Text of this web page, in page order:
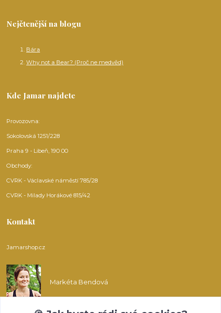
Nejčtenější na blogu
Bára
Why not a Bear? (Proč ne medvěd)
Kde Jamar najdete
Provozovna:
Sokolovská 1251/228
Praha 9 - Libeň, 190 00
Obchody:
CVRK - Václavské náměstí 785/28
CVRK - Milady Horákové 815/42
Kontakt
Jamarshop.cz
Markéta Bendová